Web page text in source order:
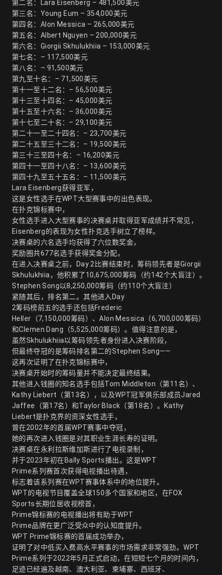
第二名：Lara Eisenberg – 481,500美元
第三名：Young Eum – 354,000美元
第四名：Alon Messica – 265,000美元
第五名：Albert Nguyen – 200,000美元
第六名：Giorgii Skhulukhiia – 153,000美元
第七名：– 117,500美元
第八名：– 91,500美元
第九至十名：– 71,500美元
第十一至十二名：– 56,500美元
第十三至十四名：– 45,000美元
第十五至十六名：– 36,000美元
第十七至二十名：– 29,100美元
第二十一至二十四名：– 23,700美元
第二十五至三十二名：– 19,500美元
第三十三至四十名：– 16,200美元
第四十一至四十八名：– 13,600美元
第四十九至五十五名：– 11,500美元
Lara Eisenberg获得亚军，
这是女性选手在WPT大型赛事中的出色表现。
在扑克锦标赛中，
女性选手进入大型赛事的决赛桌并取得亚军成绩并不常见，
Eisenberg的表现为女性扑克选手树立了榜样。
决赛桌的六名选手均获得了六位数奖金，
奖励圈共677名选手获得奖金分配。
在进入决赛桌之前，Day 2比赛结束时，筹码领先者是Giorgii
Skhulukhiia，他积累了10,675,000筹码（约142个大盲注） 。
Stephen Song以8,250,000筹码（约110个大盲注）
紧随其后，排名第二。其他进入Day
2筹码榜前五的选手还包括Frederic
Heller（7,150,000筹码）、Alon Messica（6,700,000筹码）
和Clemen Dang（5,525,000筹码）。值得注意的是，
虽然Skhulukhiia以筹码领先者身份进入决赛阶段，
但最终夺冠的是筹码排名第二的Stephen Song——
这再次证明了在扑克锦标赛中，
决赛桌开始时的筹码量并不能决定最终结果。
其他进入钱圈的知名选手包括Tom Middleton（第11名）、
Kathy Liebert（第13名），以及WPT冠军俱乐部成员Jared
Jaffee（第17名）和Taylor Black（第18名）。Kathy
Liebert是扑克界的资深女性选手，
曾在2002年的首届WPT赛事中夺冠，
她的再次进入钱圈是对其职业生涯长寿的证明。
决赛桌在永利拉斯维加斯进行了电视录制，
并于2023年初在Bally Sports播出。这是WPT
Prime系列赛首次获得电视播出待遇，
标志着该系列赛在WPT赛事体系中的地位提升。
WPT的电视节目覆盖全球150多个国家和地区，在FOX
Sports长期位居收视榜首，
Prime锦标赛的电视播出将有助于WPT
Prime品牌在更广泛受众中的认知度提升。
WPT Prime锦标赛的首届成功举办，
证明了对中低买入费高水平赛事的市场需求非常强劲。WPT
Prime系列于2022年5月正式启动，在短短七个月的时间内，
足迹已经遍及越南、澳大利亚、柬埔寨、西班牙、